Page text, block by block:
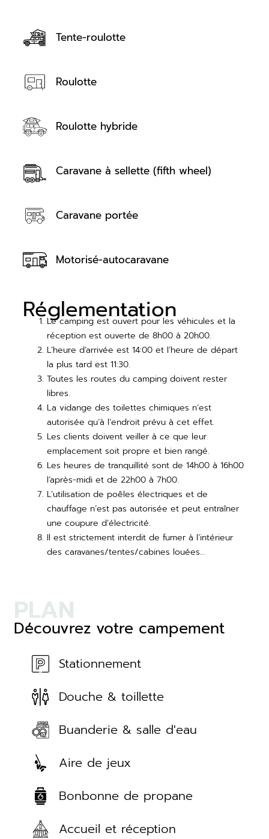
Tente-roulotte
Roulotte
Roulotte hybride
Caravane à sellette (fifth wheel)
Caravane portée
Motorisé-autocaravane
Réglementation
Le camping est ouvert pour les véhicules et la
réception est ouverte de 8h00 à 20h00.
L’heure d’arrivée est 14:00 et l’heure de départ
la plus tard est 11:30.
Toutes les routes du camping doivent rester
libres.
La vidange des toilettes chimiques n’est
autorisée qu’à l’endroit prévu à cet effet.
Les clients doivent veiller à ce que leur
emplacement soit propre et bien rangé.
Les heures de tranquillité sont de 14h00 à 16h00
l’après-midi et de 22h00 à 7h00.
L’utilisation de poêles électriques et de
chauffage n’est pas autorisée et peut entraîner
une coupure d’électricité.
Il est strictement interdit de fumer à l’intérieur
des caravanes/tentes/cabines louées…
PLAN
Découvrez votre campement
Stationnement
Douche & toillette
Buanderie & salle d'eau
Aire de jeux
Bonbonne de propane
Accueil et réception